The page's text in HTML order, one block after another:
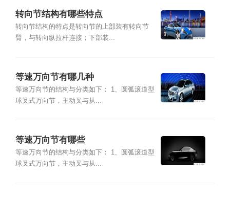
转向节结构有哪些特点
转向节结构的特点是转向节的上部装有转向节
臂，与转向纵拉杆连接；下部装...
等速万向节有哪几种
等速万向节的结构与分类如下： 1、圆弧滚道型
球叉式万向节，主动叉与从...
等速万向节有哪些
等速万向节的结构与分类如下： 1、圆弧滚道型
球叉式万向节，主动叉与从...